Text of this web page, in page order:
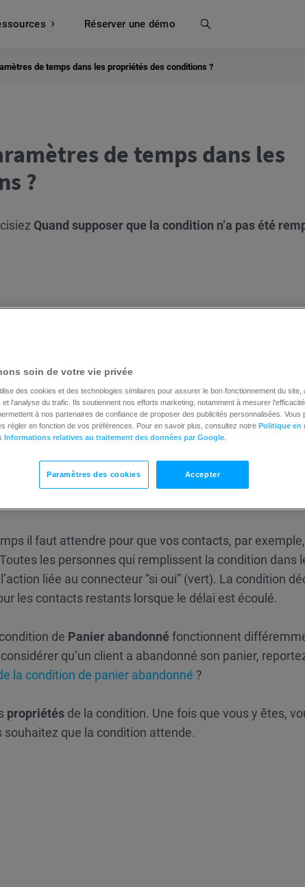
Réserver une démo
Recherche
de temps dans les propriétés des conditions ?
de temps dans les
?
Quand supposer que la condition n’a pas été
il faut attendre pour que vos contacts, par exemple,
les personnes qui remplissent la condition dans
liée au connecteur “si oui” (vert). La condition
les contacts restants lorsque le délai est écoulé.
de Panier abandonné fonctionnent
qu’un client a abandonné son panier,
la condition de panier abandonné ?
propriétés de la condition. Une fois que vous y êtes,
que la condition attende.
soin de votre vie privée
des cookies et des technologies similaires pour assurer le bon fonctionnement du site,
l'analyse du trafic. Ils soutiennent nos efforts marketing, notamment à mesurer
à nos partenaires de confiance de proposer des publicités personnalisées. Vous
régler en fonction de vos préférences. Pour en savoir plus, consultez notre Politique en
Informations relatives au traitement des données par Google
Paramètres des cookies Accepter